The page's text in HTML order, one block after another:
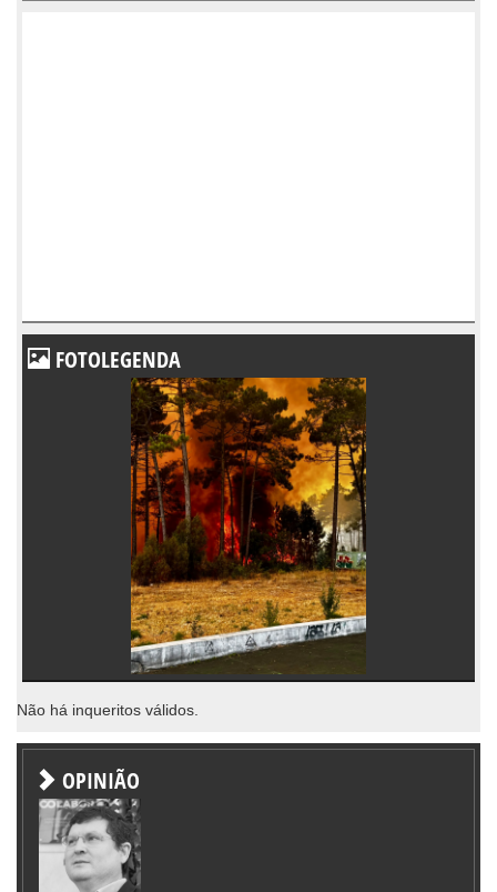
FOTOLEGENDA
Não há inqueritos válidos.
OPINIÃO